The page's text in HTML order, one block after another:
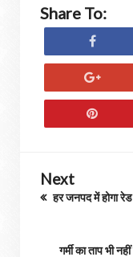
Share To:
Next
हर जनपद में होगा
गर्मी का ताप भी